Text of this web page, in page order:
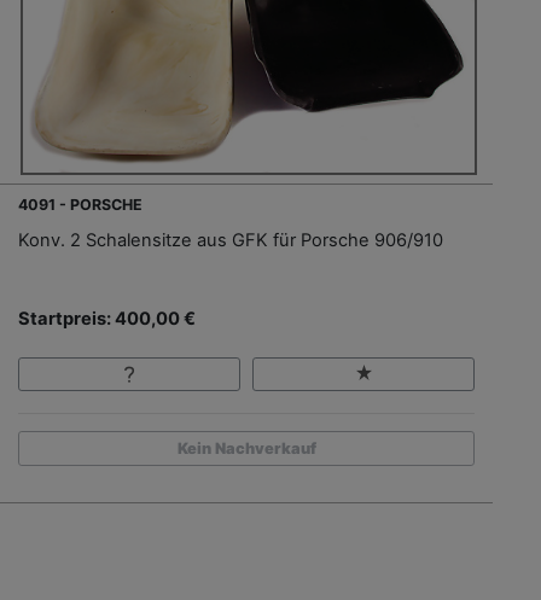
4091 - PORSCHE
Konv. 2 Schalensitze aus GFK für Porsche 906/910
Startpreis: 400,00 €
Kein Nachverkauf